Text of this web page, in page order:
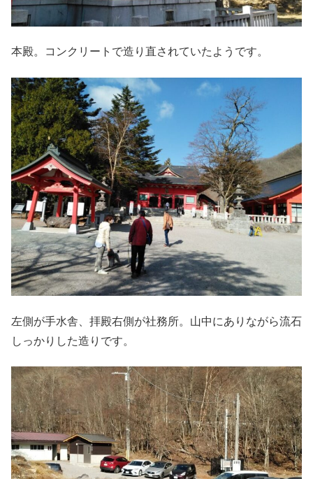
本殿。コンクリートで造り直されていたようです。
左側が手水舎、拝殿右側が社務所。山中にありながら流石
しっかりした造りです。